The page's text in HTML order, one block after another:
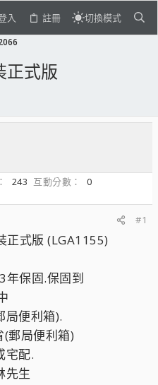
入 註冊 切換模式
正式版
243 互動分數
0
#1
正式版 (LGA1155)
年保固.保固到
局便利箱).
(郵局便利箱)
宅配.
先生